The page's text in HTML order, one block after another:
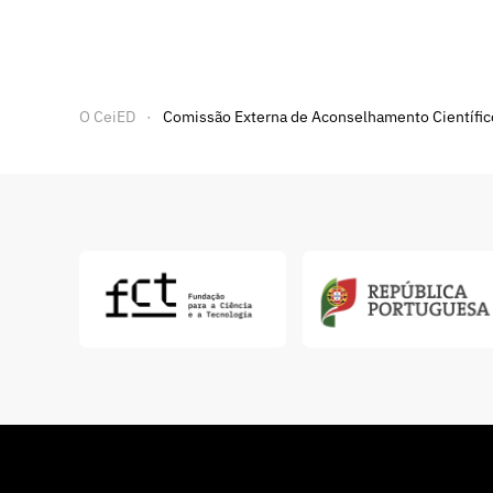
O CeiED Comissão Externa de Aconselhamento